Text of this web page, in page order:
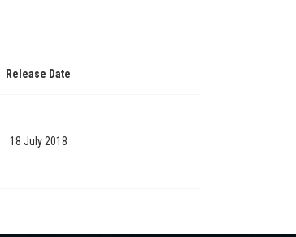
Release Date
18 July 2018